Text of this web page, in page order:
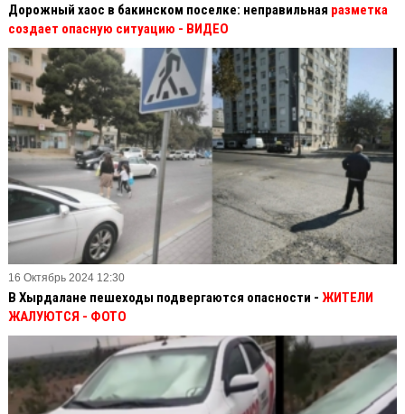
Дорожный хаос в бакинском поселке: неправильная разметка
создает опасную ситуацию - ВИДЕО
16 Октябрь 2024 12:30
В Хырдалане пешеходы подвергаются опасности - ЖИТЕЛИ
ЖАЛУЮТСЯ - ФОТО